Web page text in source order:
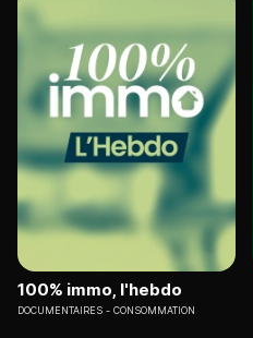
100% immo, l'hebdo
DOCUMENTAIRES CONSOMMATION